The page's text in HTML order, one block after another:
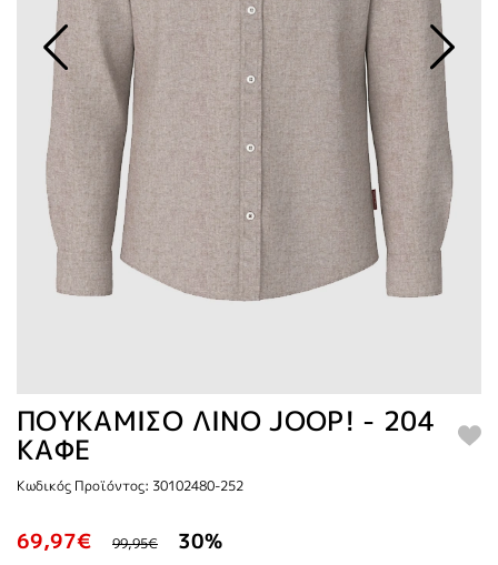
ΠΟΥΚΑΜΙΣΟ ΛΙΝΟ JOOP! - 204
ΚΑΦΕ
Κωδικός Προϊόντος: 30102480-252
69,97€ 99,95€ 30%